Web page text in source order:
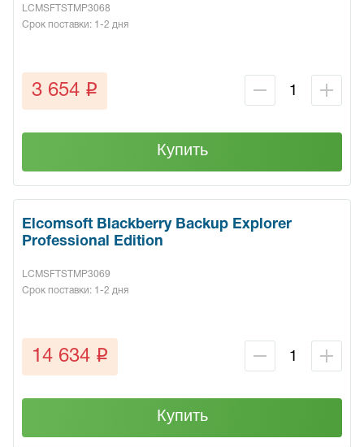
LCMSFTSTMP3068
Срок поставки: 1-2 дня
3 654 q
Купить
Elcomsoft Blackberry Backup Explorer
Professional Edition
LCMSFTSTMP3069
Срок поставки: 1-2 дня
14 634 q
Купить